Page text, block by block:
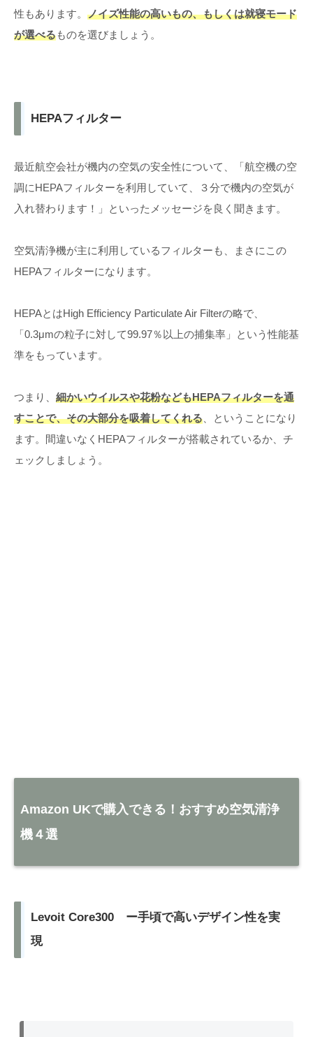
性もあります。 ノイズ性能の高いもの、もしくは就寝モード
が選べるものを選びましょう。
HEPAフィルター
最近航空会社が機内の空気の安全性について、「航空機の空
調にHEPAフィルターを利用していて、３分で機内の空気が
入れ替わります！」といったメッセージを良く聞きます。
空気清浄機が主に利用しているフィルターも、まさにこの
HEPAフィルターになります。
HEPAとはHigh Efficiency Particulate Air Filterの略で、
「0.3μmの粒子に対して99.97％以上の捕集率」という性能基
準をもっています。
つまり、 細かいウイルスや花粉などもHEPAフィルターを通
すことで、その大部分を吸着してくれる 、ということになり
ます。間違いなくHEPAフィルターが搭載されているか、チ
ェックしましょう。
Amazon UKで購入できる！おすすめ空気清浄
機４選
Levoit Core300 ー手頃で高いデザイン性を実
現